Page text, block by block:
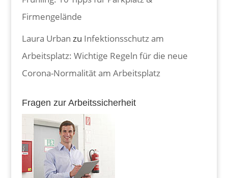
Firmengelände
Laura Urban zu Infektionsschutz am
Arbeitsplatz: Wichtige Regeln für die neue
Corona-Normalität am Arbeitsplatz
Fragen zur Arbeitssicherheit